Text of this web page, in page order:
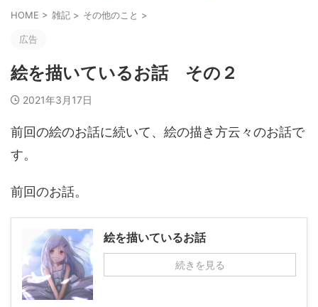
HOME > 雑記 > その他のこと >
広告
絵を描いているお話 その２
2021年3月17日
前回の絵のお話に続いて、絵の描き方云々のお話で
す。
前回のお話。
絵を描いているお話
続きを見る